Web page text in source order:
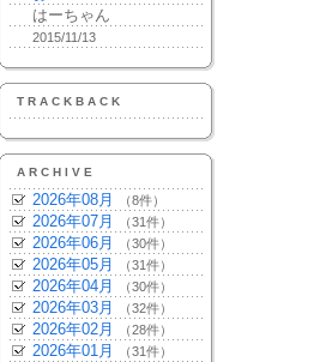
はーちゃん
2015/11/13
TRACKBACK
ARCHIVE
2026年08月 （8件）
2026年07月 （31件）
2026年06月 （30件）
2026年05月 （31件）
2026年04月 （30件）
2026年03月 （32件）
2026年02月 （28件）
2026年01月 （31件）